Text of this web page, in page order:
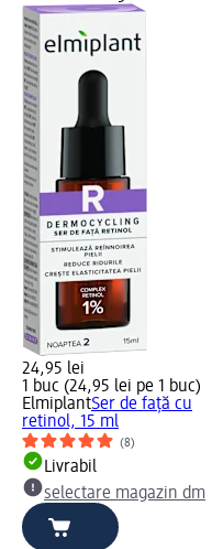
24,95 lei
1 buc (24,95 lei pe 1 buc)
ElmiplantSer de față cu
retinol, 15 ml
(8)
Livrabil
selectare magazin dm